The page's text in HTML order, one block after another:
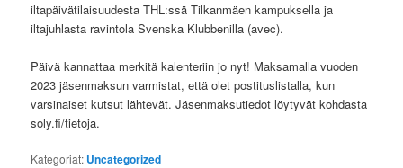
iltapäivätilaisuudesta THL:ssä Tilkanmäen kampuksella ja
iltajuhlasta ravintola Svenska Klubbenilla (avec).
Päivä kannattaa merkitä kalenteriin jo nyt! Maksamalla vuoden
2023 jäsenmaksun varmistat, että olet postituslistalla, kun
varsinaiset kutsut lähtevät. Jäsenmaksutiedot löytyvät kohdasta
soly.fi/tietoja.
Kategoriat: Uncategorized